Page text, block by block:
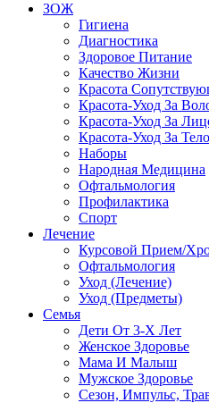
ЗОЖ
Гигиена
Диагностика
Здоровое Питание
Качество Жизни
Красота
Красота-Уход За
Красота-Уход За
Красота-Уход За
Наборы
Народная Медицина
Офтальмология
Профилактика
Спорт
Лечение
Курсовой Прием/
Офтальмология
Уход (Лечение)
Уход (Предметы)
Семья
Дети От 3-Х Лет
Женское Здоровье
Мама И Малыш
Мужское Здоровье
Сезон, Импульс,